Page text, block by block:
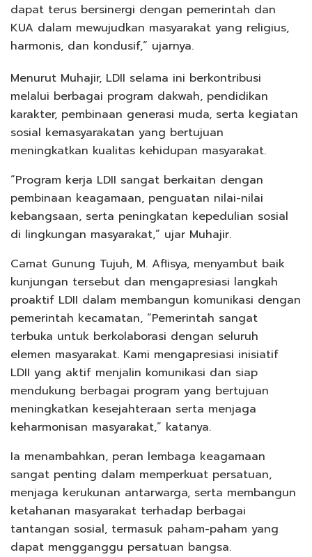
dapat terus bersinergi dengan pemerintah dan
KUA dalam mewujudkan masyarakat yang religius,
harmonis, dan kondusif,” ujarnya.
Menurut Muhajir, LDII selama ini berkontribusi
melalui berbagai program dakwah, pendidikan
karakter, pembinaan generasi muda, serta kegiatan
sosial kemasyarakatan yang bertujuan
meningkatkan kualitas kehidupan masyarakat.
“Program kerja LDII sangat berkaitan dengan
pembinaan keagamaan, penguatan nilai-nilai
kebangsaan, serta peningkatan kepedulian sosial
di lingkungan masyarakat,” ujar Muhajir.
Camat Gunung Tujuh, M. Aflisya, menyambut baik
kunjungan tersebut dan mengapresiasi langkah
proaktif LDII dalam membangun komunikasi dengan
pemerintah kecamatan, “Pemerintah sangat
terbuka untuk berkolaborasi dengan seluruh
elemen masyarakat. Kami mengapresiasi inisiatif
LDII yang aktif menjalin komunikasi dan siap
mendukung berbagai program yang bertujuan
meningkatkan kesejahteraan serta menjaga
keharmonisan masyarakat,” katanya.
Ia menambahkan, peran lembaga keagamaan
sangat penting dalam memperkuat persatuan,
menjaga kerukunan antarwarga, serta membangun
ketahanan masyarakat terhadap berbagai
tantangan sosial, termasuk paham-paham yang
dapat mengganggu persatuan bangsa.